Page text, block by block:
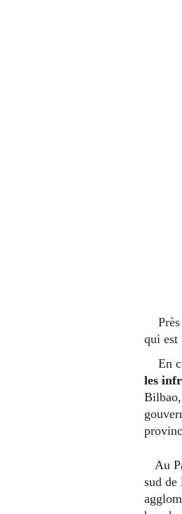
    Près de 80% du budget du gouvernement basque d'Euskadi est destiné aux politiques sociales, notamment le service de santé Osakidetza
qui est
les
sud de